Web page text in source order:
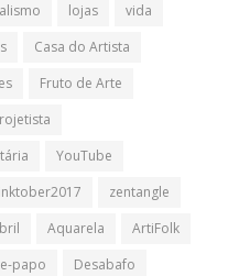
lojas
vida
Casa do Artista
Fruto de Arte
YouTube
inktober2017
zentangle
Aquarela
ArtiFolk
papo
Desabafo